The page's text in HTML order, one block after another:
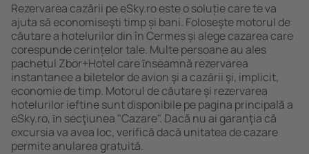
Rezervarea cazării pe eSky.ro este o soluție care te va
ajuta să economiseşti timp și bani. Foloseşte motorul de
căutare a hotelurilor din în Cermes și alege cazarea care
corespunde cerințelor tale. Multe persoane au ales
pachetul Zbor+Hotel care ȋnseamnă rezervarea
instantanee a biletelor de avion şi a cazării şi, implicit,
economie de timp. Motorul de căutare și rezervarea
hotelurilor ieftine sunt disponibile pe pagina principală a
eSky.ro, ȋn secţiunea "Cazare". Dacă nu ai garanţia că
excursia va avea loc, verifică dacă unitatea de cazare
permite anularea gratuită.